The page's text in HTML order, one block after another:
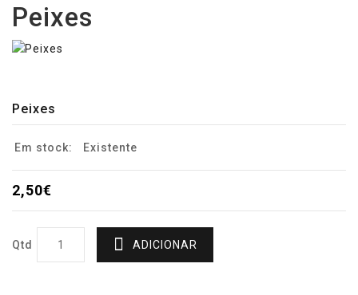
Peixes
Peixes
Em stock: Existente
2,50€
Qtd ADICIONAR